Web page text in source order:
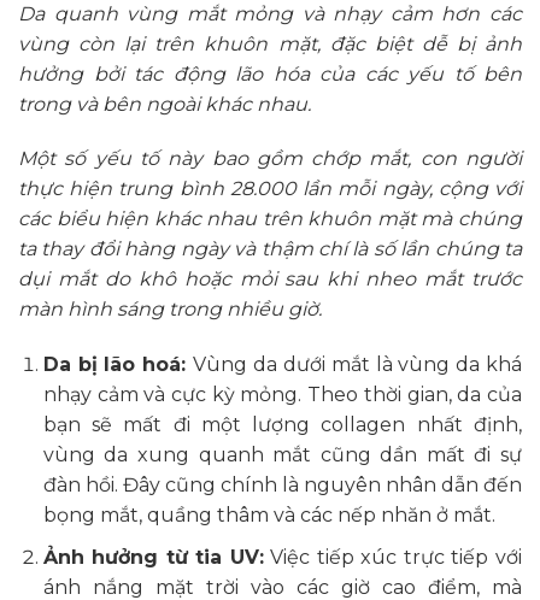
Da quanh vùng mắt mỏng và nhạy cảm hơn các
vùng còn lại trên khuôn mặt, đặc biệt dễ bị ảnh
hưởng bởi tác động lão hóa của các yếu tố bên
trong và bên ngoài khác nhau.
Một số yếu tố này bao gồm chớp mắt, con người
thực hiện trung bình 28.000 lần mỗi ngày, cộng với
các biểu hiện khác nhau trên khuôn mặt mà chúng
ta thay đổi hàng ngày và thậm chí là số lần chúng ta
dụi mắt do khô hoặc mỏi sau khi nheo mắt trước
màn hình sáng trong nhiều giờ.
Da bị lão hoá:Vùng da dưới mắt là vùng da khá
nhạy cảm và cực kỳ mỏng. Theo thời gian, da của
bạn sẽ mất đi một lượng collagen nhất định,
vùng da xung quanh mắt cũng dần mất đi sự
đàn hồi. Đây cũng chính là nguyên nhân dẫn đến
bọng mắt, quầng thâm và các nếp nhăn ở mắt.
Ảnh hưởng từ tia UV:Việc tiếp xúc trực tiếp với
ánh nắng mặt trời vào các giờ cao điểm, mà